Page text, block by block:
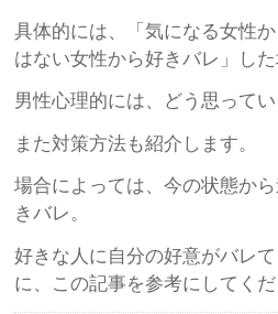
具体的には、「気になる女性
はない女性から好きバレ」した
男性心理的には、どう思ってい
また対策方法も紹介します。
場合によっては、今の状態か
きバレ。
好きな人に自分の好意がバレ
に、この記事を参考にしてくだ